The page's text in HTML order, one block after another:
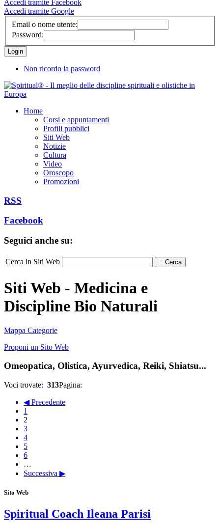
Accedi tramite Facebook
Accedi tramite Google
Email o nome utente:
Password:
Non ricordo la password
Home
Corsi e appuntamenti
Profili pubblici
Siti Web
Notizie
Cultura
Video
Oroscopo
Promozioni
RSS
Facebook
Seguici anche su:
Cerca in Siti Web Cerca
Siti Web - Medicina e
Discipline Bio Naturali
Mappa Categorie
Proponi un Sito Web
Omeopatica, Olistica, Ayurvedica, Reiki, Shiatsu...
Voci trovate: 313Pagina:
◀ Precedente
1
2
3
4
5
6
…
Successiva ▶
Sito Web
Spiritual Coach Ileana Parisi